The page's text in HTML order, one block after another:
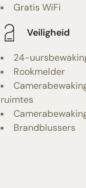
Gratis WiFi
Veiligheid
24-
Rookmelder
ruimtes
Brandblussers